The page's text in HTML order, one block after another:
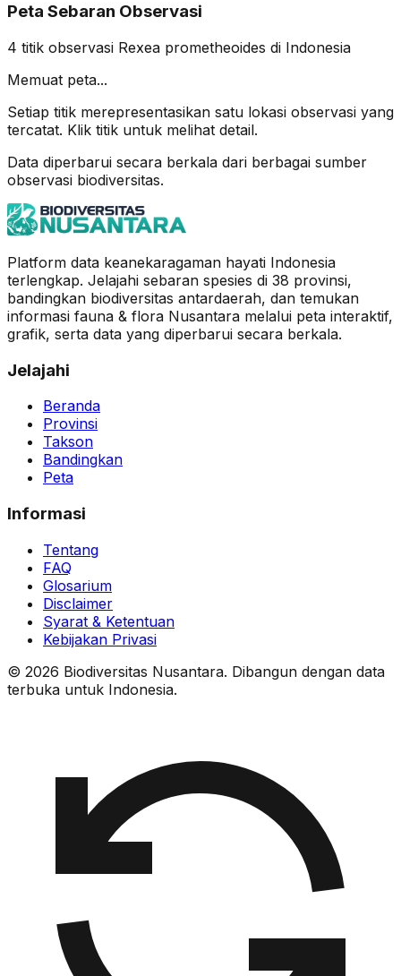
Peta Sebaran Observasi
4 titik observasi Rexea prometheoides di Indonesia
Memuat peta...
Setiap titik merepresentasikan satu lokasi observasi yang
tercatat. Klik titik untuk melihat detail.
Data diperbarui secara berkala dari berbagai sumber
observasi biodiversitas.
Platform data keanekaragaman hayati Indonesia
terlengkap. Jelajahi sebaran spesies di 38 provinsi,
bandingkan biodiversitas antardaerah, dan temukan
informasi fauna & flora Nusantara melalui peta interaktif,
grafik, serta data yang diperbarui secara berkala.
Jelajahi
Beranda
Provinsi
Takson
Bandingkan
Peta
Informasi
Tentang
FAQ
Glosarium
Disclaimer
Syarat & Ketentuan
Kebijakan Privasi
© 2026 Biodiversitas Nusantara. Dibangun dengan data
terbuka untuk Indonesia.